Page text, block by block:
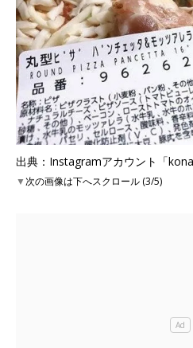
出典：Instagramアカウント「
▼次の画像は下へスクロール (3/5)